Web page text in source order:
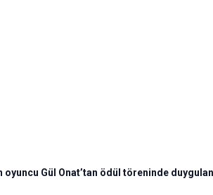
oyuncu Gül Onat’tan ödül töreninde